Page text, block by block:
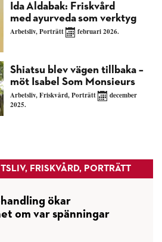
Ida Aldabak: Friskvård
med ayurveda som verktyg
Arbetsliv,Porträtt februari 2026.
Shiatsu blev vägen tillbaka –
möt Isabel Som Monsieurs
Arbetsliv,Friskvård,Porträtt
december
2025.
FRISKVÅRD, PORTRÄTT
ökar
om var spänningar